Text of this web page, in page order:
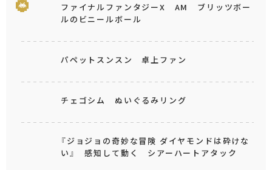
ファイナルファンタジーX AM ブリッツボー
ルのビニールボール
パペットスンスン 卓上ファン
チェゴシム ぬいぐるみリング
『ジョジョの奇妙な冒険 ダイヤモンドは砕けな
い』 感知して動く シアーハートアタック